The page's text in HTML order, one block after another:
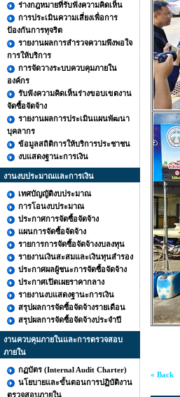
ร่างกฎหมายที่รับฟังความคิดเห็น
การประเมินความเสี่ยงเพื่อการ
ป้องกันการทุจริต
รายงานผลการสำรวจความพึงพอใจ
การให้บริการ
การจัดวางระบบควบคุมภายใน
องค์กร
รับฟังความคิดเห็นร่างขอบเขตงาน
จัดซื้อจัดจ้าง
รายงานผลการประเมินแผนพัฒนา
บุคลากร
ข้อมูลสถิติการให้บริการประชาชน
งบแสดงฐานะการเงิน
งานงบประมาณและการเงิน
เทศบัญญัติงบประมาณ
การโอนงบประมาณ
ประกาศการจัดซื้อจัดจ้าง
แผนการจัดซื้อจัดจ้าง
รายการการจัดซื้อจัดจ้างงบลงทุน
รายงานเงินสะสมและเงินทุนสำรอง
ประกาศผลผู้ชนะการจัดซื้อจัดจ้าง
ประกาศเปิดเผยราคากลาง
รายงานงบแสดงฐานะการเงิน
สรุปผลการจัดซื้อจัดจ้างรายเดือน
สรุปผลการจัดซื้อจัดจ้างประจำปี
งานควบคุมภายในและการตรวจสอบ
ภายใน
กฏบัตร (Internal Audit Charter)
นโยบายและขั้นตอนการปฏิบัติงาน
ตรวจสอบภายใน
« Back